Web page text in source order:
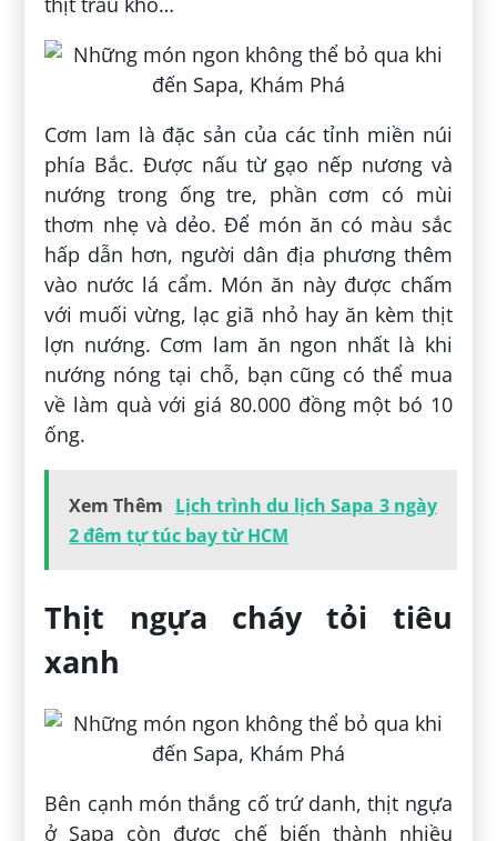
Cơm lam là đặc sản của các tỉnh miền núi
phía Bắc. Được nấu từ gạo nếp nương và
nướng trong ống tre, phần cơm có mùi
thơm nhẹ và dẻo. Để món ăn có màu sắc
hấp dẫn hơn, người dân địa phương thêm
vào nước lá cẩm. Món ăn này được chấm
với muối vừng, lạc giã nhỏ hay ăn kèm thịt
lợn nướng. Cơm lam ăn ngon nhất là khi
nướng nóng tại chỗ, bạn cũng có thể mua
về làm quà với giá 80.000 đồng một bó 10
ống.
Xem Thêm Lịch trình du lịch Sapa 3 ngày
2 đêm tự túc bay từ HCM
Thịt ngựa cháy tỏi tiêu
xanh
Bên cạnh món thắng cố trứ danh, thịt ngựa
ở Sapa còn được chế biến thành nhiều